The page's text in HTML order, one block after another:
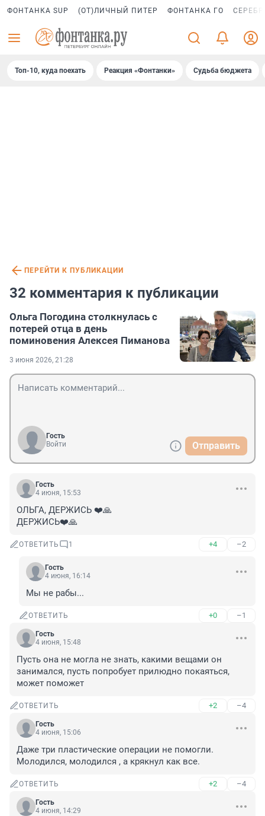
ФОНТАНКА SUP (ОТ)ЛИЧНЫЙ ПИТЕР ФОНТАНКА ГО
Топ-10, куда поехать Реакция «Фонтанки» Судьба бюджета
ПЕРЕЙТИ К ПУБЛИКАЦИИ
32 комментария к публикации
Ольга Погодина столкнулась с
потерей отца в день
поминовения Алексея Пиманова
3 июня 2026, 21:28
Гость
Войти
Отправить
Гость
4 июня, 15:53
ОЛЬГА, ДЕРЖИСЬ ❤️🙏
ДЕРЖИСЬ❤️🙏
ОТВЕТИТЬ 1 +4 –2
Гость
4 июня, 16:14
Мы не рабы...
ОТВЕТИТЬ +0 –1
Гость
4 июня, 15:48
Пусть она не могла не знать, какими вещами он
занимался, пусть попробует прилюдно покаяться,
может поможет
ОТВЕТИТЬ +2 –4
Гость
4 июня, 15:06
Даже три пластические операции не помогли.
Молодился, молодился , а крякнул как все.
ОТВЕТИТЬ +2 –4
Гость
4 июня, 14:29